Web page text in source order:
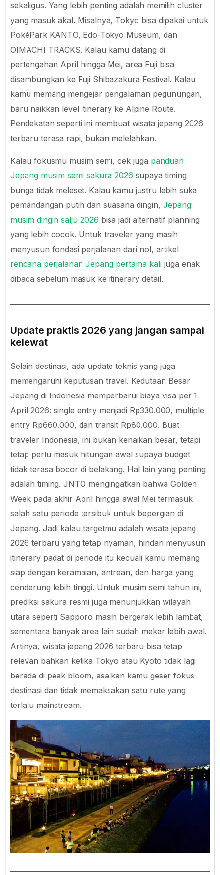
sekaligus. Yang lebih penting adalah memilih cluster
yang masuk akal. Misalnya, Tokyo bisa dipakai untuk
PokéPark KANTO, Edo-Tokyo Museum, dan
OIMACHI TRACKS. Kalau kamu datang di
pertengahan April hingga Mei, area Fuji bisa
disambungkan ke Fuji Shibazakura Festival. Kalau
kamu memang mengejar pengalaman pegunungan,
baru naikkan level itinerary ke Alpine Route.
Pendekatan seperti ini membuat wisata jepang 2026
terbaru terasa rapi, bukan melelahkan.
Kalau fokusmu musim semi, cek juga panduan
Jepang musim semi sakura 2026 supaya timing
bunga tidak meleset. Kalau kamu justru lebih suka
pemandangan putih dan suasana dingin,Jepang
musim dingin salju 2026 bisa jadi alternatif planning
yang lebih cocok. Untuk traveler yang masih
menyusun fondasi perjalanan dari nol, artikel
rencana perjalanan Jepang pertama kali juga enak
dibaca sebelum masuk ke itinerary detail.
Update praktis 2026 yang jangan sampai
kelewat
Selain destinasi, ada update teknis yang juga
memengaruhi keputusan travel. Kedutaan Besar
Jepang di Indonesia memperbarui biaya visa per 1
April 2026: single entry menjadi Rp330.000, multiple
entry Rp660.000, dan transit Rp80.000. Buat
traveler Indonesia, ini bukan kenaikan besar, tetapi
tetap perlu masuk hitungan awal supaya budget
tidak terasa bocor di belakang. Hal lain yang penting
adalah timing. JNTO mengingatkan bahwa Golden
Week pada akhir April hingga awal Mei termasuk
salah satu periode tersibuk untuk bepergian di
Jepang. Jadi kalau targetmu adalah wisata jepang
2026 terbaru yang tetap nyaman, hindari menyusun
itinerary padat di periode itu kecuali kamu memang
siap dengan keramaian, antrean, dan harga yang
cenderung lebih tinggi. Untuk musim semi tahun ini,
prediksi sakura resmi juga menunjukkan wilayah
utara seperti Sapporo masih bergerak lebih lambat,
sementara banyak area lain sudah mekar lebih awal.
Artinya, wisata jepang 2026 terbaru bisa tetap
relevan bahkan ketika Tokyo atau Kyoto tidak lagi
berada di peak bloom, asalkan kamu geser fokus
destinasi dan tidak memaksakan satu rute yang
terlalu mainstream.